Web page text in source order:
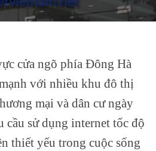
cửa ngõ phía Đông Hà
với nhiều khu đô thị
mại và dân cư ngày
cầu sử dụng internet tốc độ
thiết yếu trong cuộc sống